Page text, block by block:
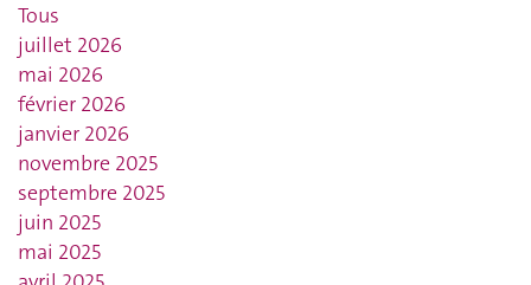
Tous
juillet 2026
mai 2026
février 2026
janvier 2026
novembre 2025
septembre 2025
juin 2025
mai 2025